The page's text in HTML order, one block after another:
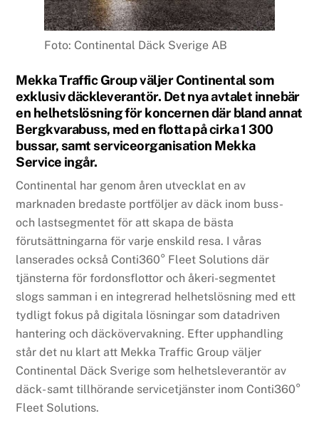
Foto: Continental Däck Sverige AB
Mekka Traffic Group väljer Continental som
exklusiv däckleverantör. Det nya avtalet innebär
en helhetslösning för koncernen där bland annat
Bergkvarabuss, med en flotta på cirka 1 300
bussar, samt serviceorganisation Mekka
Service ingår.
Continental har genom åren utvecklat en av
marknaden bredaste portföljer av däck inom buss-
och lastsegmentet för att skapa de bästa
förutsättningarna för varje enskild resa. I våras
lanserades också Conti360° Fleet Solutions där
tjänsterna för fordonsflottor och åkeri-segmentet
slogs samman i en integrerad helhetslösning med ett
tydligt fokus på digitala lösningar som datadriven
hantering och däckövervakning. Efter upphandling
står det nu klart att Mekka Traffic Group väljer
Continental Däck Sverige som helhetsleverantör av
däck- samt tillhörande servicetjänster inom Conti360°
Fleet Solutions.